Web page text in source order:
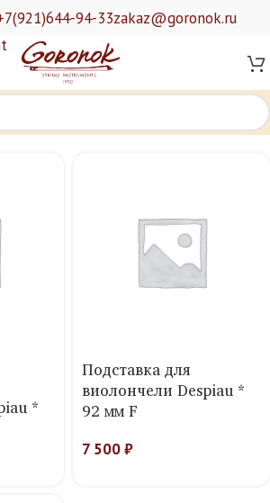
94-33zakaz@goronok.ru
*
Подставка для
виолончели Despiau *
92 мм F
7 500₽